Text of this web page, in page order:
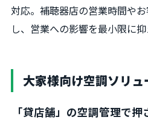
対応。補聴器店の営業時間や
し、営業への影響を最小限に抑
大家様向け空調ソリ
「貸店舗」の空調管理で